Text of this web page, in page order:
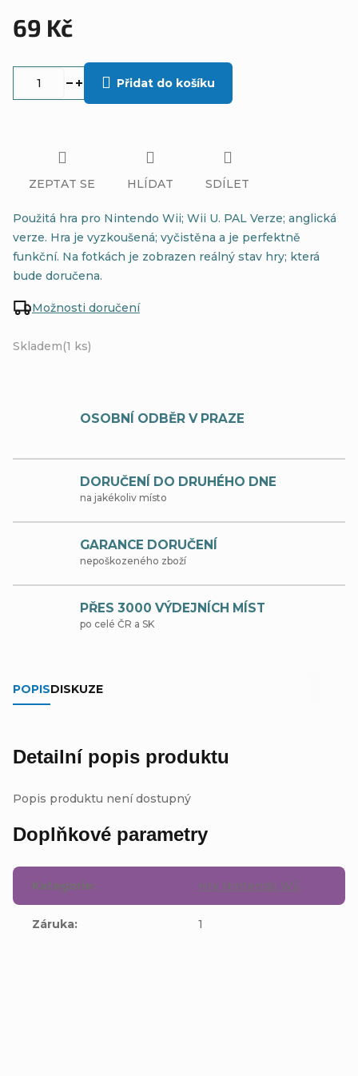
69 Kč
Skladem(1 ks)
Možnosti doručení
Přidat do košíku
Použitá hra pro Nintendo Wii; Wii U. PAL Verze; anglická
verze. Hra je vyzkoušená; vyčistěna a je perfektně
funkční. Na fotkách je zobrazen reálný stav hry; která
bude doručena.
ZEPTAT SE HLÍDAT SDÍLET
OSOBNÍ ODBĚR V PRAZE
DORUČENÍ DO DRUHÉHO DNE
na jakékoliv místo
GARANCE DORUČENÍ
nepoškozeného zboží
PŘES 3000 VÝDEJNÍCH MÍST
po celé ČR a SK
POPISDISKUZE
Detailní popis produktu
Popis produktu není dostupný
Doplňkové parametry
Kategorie: Hry Nintendo Wii
Záruka: 1